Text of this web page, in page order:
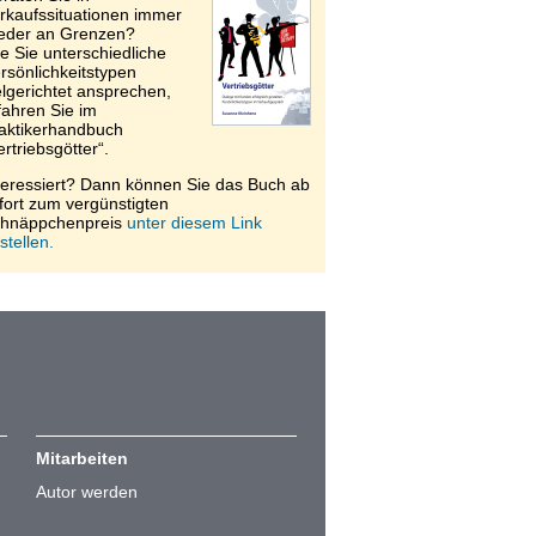
immer
an Grenzen?
Sie unterschiedliche
ansprechen,
Sie im
Dann können Sie das Buch ab
zum vergünstigten
unter diesem Link
Mitarbeiten
Autor werden